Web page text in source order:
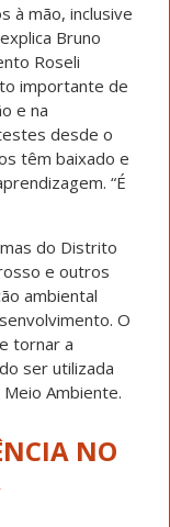
à mão, inclusive
Bruno
Roseli
importante de
e na
desde o
têm baixado e
“É
do Distrito
e outros
ambiental
O
tornar a
ser utilizada
Ambiente.
NO